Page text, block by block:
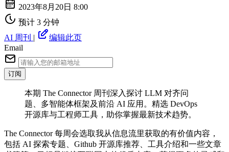
2023年8月20日 8:00
预计 3 分钟
AI 周刊 |
编辑此页
Email
订阅
本期 The Connector 周刊深入探讨 LLM 对齐问
题、多智能体框架及前沿 AI 应用。精选 DevOps
开源库与工程师工具，助你掌握最新技术趋势。
The Connector 每周会选取我从信息流里获取的有价值内容，
包括 AI 探索专题、Github 开源库推荐、工具介绍和一些文章